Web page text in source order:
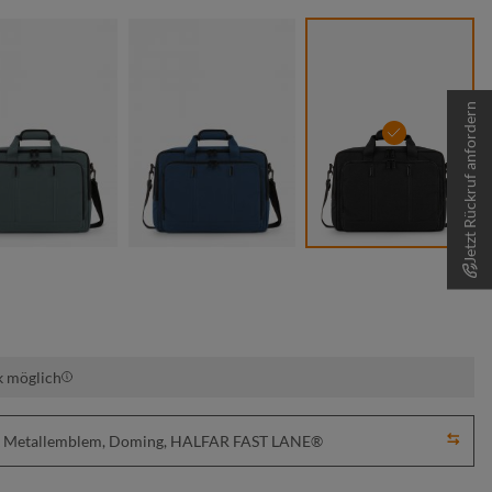
grau marine schwarz
möglich
Doming, HALFAR FAST LANE®
Jetzt Rückruf anfordern